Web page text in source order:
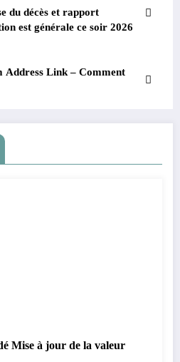
du décès et rapport
est générale ce soir 2026
Address Link – Comment
Mise à jour de la valeur